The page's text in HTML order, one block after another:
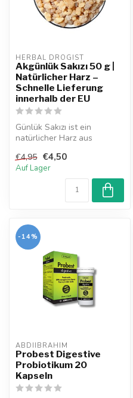
HERBAL DROGIST
Akgünlük Sakızı 50 g |
Natürlicher Harz –
Schnelle Lieferung
innerhalb der EU
Günlük Sakızı ist ein
natürlicher Harz aus
Traditionell ...
€4,95 €4,50
Auf Lager
-14%
ABDIIBRAHIM
Probest Digestive
Probiotikum 20
Kapseln